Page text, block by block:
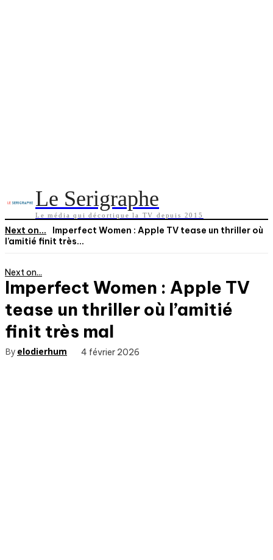
Le Serigraphe
Le média qui décortique la TV depuis 2015
Next on...
Imperfect Women : Apple TV tease un thriller où
l’amitié finit très...
Next on...
Imperfect Women : Apple TV
tease un thriller où l’amitié
finit très mal
By elodierhum 4 février 2026